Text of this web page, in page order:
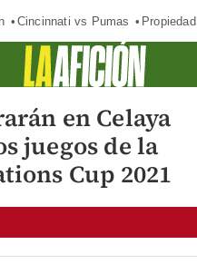
Cincinnati vs Pumas Propiedad
en Celaya
juegos de la
Cup 2021